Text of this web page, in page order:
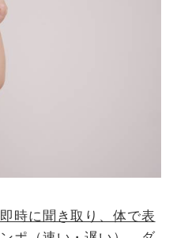
時に聞き取り、体で表